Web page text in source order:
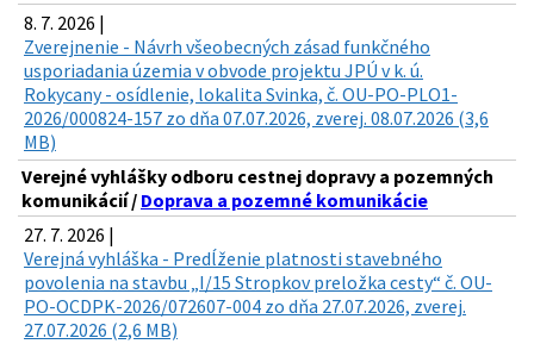
8. 7. 2026 |
Zverejnenie - Návrh všeobecných zásad funkčného
usporiadania územia v obvode projektu JPÚ v k. ú.
Rokycany - osídlenie, lokalita Svinka, č. OU-PO-PLO1-
2026/000824-157 zo dňa 07.07.2026, zverej. 08.07.2026 (3,6
MB)
Verejné vyhlášky odboru cestnej dopravy a pozemných
komunikácií / Doprava a pozemné komunikácie
27. 7. 2026 |
Verejná vyhláška - Predĺženie platnosti stavebného
povolenia na stavbu „I/15 Stropkov preložka cesty“ č. OU-
PO-OCDPK-2026/072607-004 zo dňa 27.07.2026, zverej.
27.07.2026 (2,6 MB)